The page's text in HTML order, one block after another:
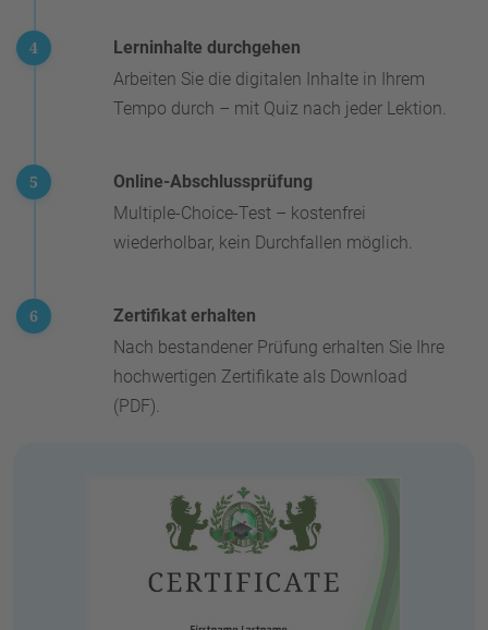
Lerninhalte durchgehen
Arbeiten Sie die digitalen Inhalte in Ihrem
Tempo durch – mit Quiz nach jeder Lektion.
Online-Abschlussprüfung
Multiple-Choice-Test – kostenfrei
wiederholbar, kein Durchfallen möglich.
Zertifikat erhalten
Nach bestandener Prüfung erhalten Sie Ihre
hochwertigen Zertifikate als Download
(PDF).